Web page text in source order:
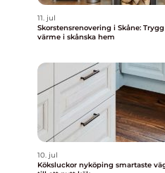
11. jul
Skorstensrenovering i Skåne: Trygg
värme i skånska hem
10. jul
Köksluckor nyköping smartaste vägen